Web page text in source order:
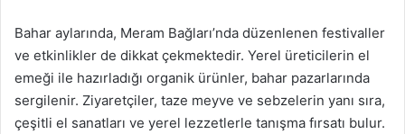
Bahar aylarında, Meram Bağları’nda düzenlenen festivaller
ve etkinlikler de dikkat çekmektedir. Yerel üreticilerin el
emeği ile hazırladığı organik ürünler, bahar pazarlarında
sergilenir. Ziyaretçiler, taze meyve ve sebzelerin yanı sıra,
çeşitli el sanatları ve yerel lezzetlerle tanışma fırsatı bulur.